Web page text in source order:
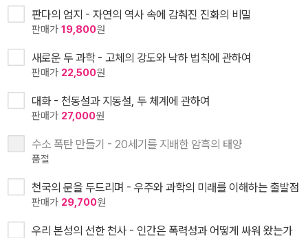
판다의 엄지 - 자연의 역사 속에 감춰진 진화의 비밀
판매가 19,800원
새로운 두 과학 - 고체의 강도와 낙하 법칙에 관하여
판매가 22,500원
대화 - 천동설과 지동설, 두 체계에 관하여
판매가 27,000원
수소 폭탄 만들기 - 20세기를 지배한 암흑의 태양
품절
천국의 문을 두드리며 - 우주와 과학의 미래를 이해하는 출발점
판매가 29,700원
우리 본성의 선한 천사 - 인간은 폭력성과 어떻게 싸워 왔는가